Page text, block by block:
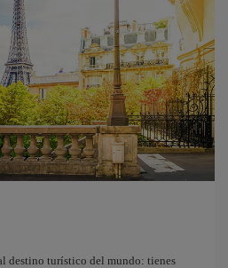
destino turístico del mundo: tienes